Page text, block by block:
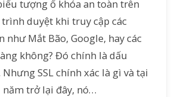
tượng ổ khóa an toàn trên
duyệt khi truy cập các
như Mắt Bão, Google, hay các
không? Đó chính là dấu
Nhưng SSL chính xác là gì và tại
năm trở lại đây, nó…